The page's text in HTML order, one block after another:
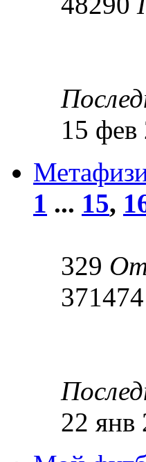
15 фев
1 ... 15,
329
371474
22 янв